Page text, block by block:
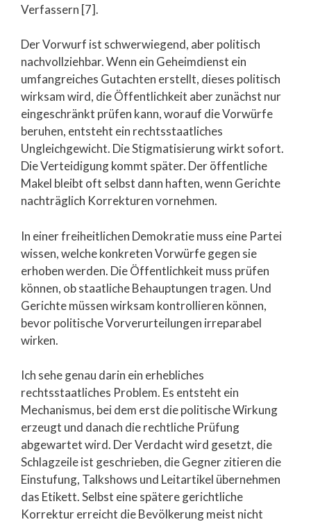
Verfassern [7].
Der Vorwurf ist schwerwiegend, aber politisch
nachvollziehbar. Wenn ein Geheimdienst ein
umfangreiches Gutachten erstellt, dieses politisch
wirksam wird, die Öffentlichkeit aber zunächst nur
eingeschränkt prüfen kann, worauf die Vorwürfe
beruhen, entsteht ein rechtsstaatliches
Ungleichgewicht. Die Stigmatisierung wirkt sofort.
Die Verteidigung kommt später. Der öffentliche
Makel bleibt oft selbst dann haften, wenn Gerichte
nachträglich Korrekturen vornehmen.
In einer freiheitlichen Demokratie muss eine Partei
wissen, welche konkreten Vorwürfe gegen sie
erhoben werden. Die Öffentlichkeit muss prüfen
können, ob staatliche Behauptungen tragen. Und
Gerichte müssen wirksam kontrollieren können,
bevor politische Vorverurteilungen irreparabel
wirken.
Ich sehe genau darin ein erhebliches
rechtsstaatliches Problem. Es entsteht ein
Mechanismus, bei dem erst die politische Wirkung
erzeugt und danach die rechtliche Prüfung
abgewartet wird. Der Verdacht wird gesetzt, die
Schlagzeile ist geschrieben, die Gegner zitieren die
Einstufung, Talkshows und Leitartikel übernehmen
das Etikett. Selbst eine spätere gerichtliche
Korrektur erreicht die Bevölkerung meist nicht